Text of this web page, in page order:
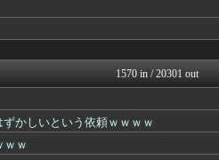
いたしん！
ネラーボイス
BIPブログ
ゴールデンタイムズ
ガールズVIPまとめ
ガールズVIPまとめ
きた...
ガールズVIPまとめ
1570 in / 20301 out
かしいという依頼ｗｗｗｗ
ｗｗ